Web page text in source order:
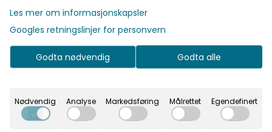
Legg i handlekurv
På lager
Rask levering
Fast fraktpris
Les mer om informasjonskapsler
Googles retningslinjer for personvern
Godta nødvendig Godta alle
Nødvendig Analyse Markedsføring Målrettet Egendefinert